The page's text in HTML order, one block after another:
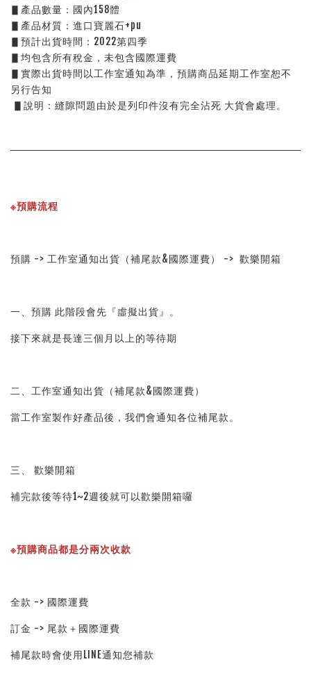
▋產品數量：國內158體
▋產品材質：進口寶麗石+pu
▋預計出貨時間：2022第四季
▋均包含所有稅金，未包含國際運費
▋實際出貨時間以工作室通知為準，預購商品延期工作室恕不
另行告知
▋說明：縫隙問題由於是列印件沒有完全沾死 大貨會處理。
※預購流程
預購 -> 工作室通知出貨（補尾款&國際運費） ->  歡樂開箱
一、預購 此階段會先『虛擬出貨』。
接下來就是長達三個月以上的等待期
二、工作室通知出貨（補尾款&國際運費）
當工作室製作好產品後，我們會通知各位補尾款。
三、 歡樂開箱
補完款後等待1~2週後就可以歡樂開箱囉
※預購商品都是分兩次收款
全款 -> 國際運費
訂金 -> 尾款＋國際運費
補尾款時會使用LINE通知您補款